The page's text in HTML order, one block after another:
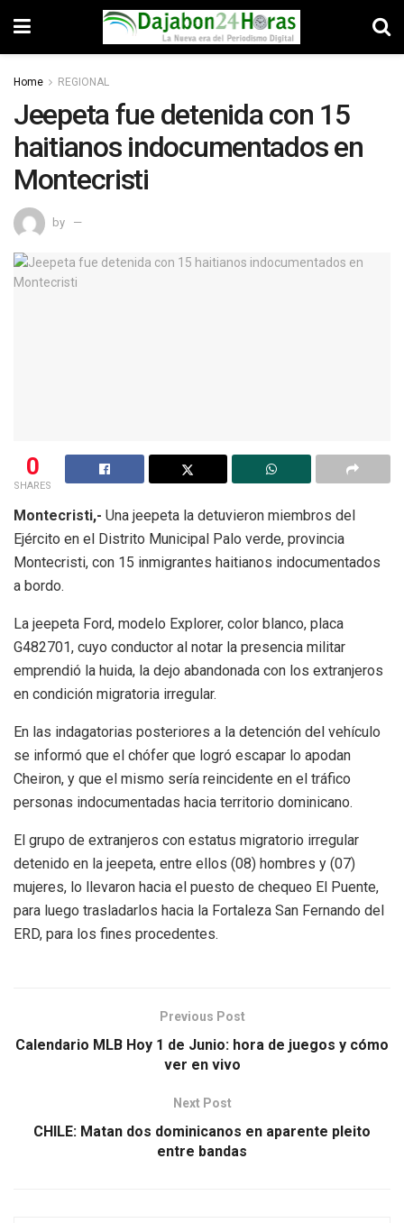
Home REGIONAL
Jeepeta fue detenida con 15
haitianos indocumentados en
Montecristi
by
0
SHARES
Montecristi,- Una jeepeta la detuvieron miembros del
Ejército en el Distrito Municipal Palo verde, provincia
Montecristi, con 15 inmigrantes haitianos indocumentados
a bordo.
La jeepeta Ford, modelo Explorer, color blanco, placa
G482701, cuyo conductor al notar la presencia militar
emprendió la huida, la dejo abandonada con los extranjeros
en condición migratoria irregular.
En las indagatorias posteriores a la detención del vehículo
se informó que el chófer que logró escapar lo apodan
Cheiron, y que el mismo sería reincidente en el tráfico
personas indocumentadas hacia territorio dominicano.
El grupo de extranjeros con estatus migratorio irregular
detenido en la jeepeta, entre ellos (08) hombres y (07)
mujeres, lo llevaron hacia el puesto de chequeo El Puente,
para luego trasladarlos hacia la Fortaleza San Fernando del
ERD, para los fines procedentes.
Previous Post
Calendario MLB Hoy 1 de Junio: hora de juegos y cómo
ver en vivo
Next Post
CHILE: Matan dos dominicanos en aparente pleito
entre bandas